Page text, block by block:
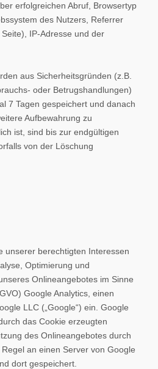
erfolgreichen Abruf, Browsertyp
des Nutzers, Referrer
IP-Adresse und der
aus Sicherheitsgründen (z.B.
oder Betrugshandlungen)
7 Tagen gespeichert und danach
Aufbewahrung zu
ist, sind bis zur endgültigen
von der Löschung
unserer berechtigten Interessen
Optimierung und
Onlineangebotes im Sinne
Google Analytics, einen
LLC („Google“) ein. Google
das Cookie erzeugten
des Onlineangebotes durch
an einen Server von Google
dort gespeichert.